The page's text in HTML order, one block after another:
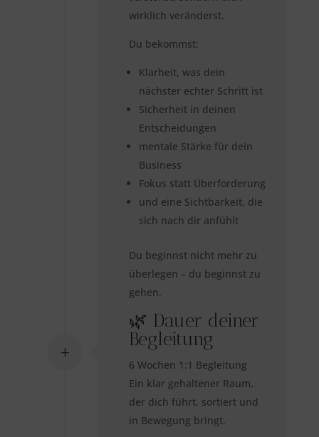
wirklich veränderst.
Du bekommst:
Klarheit, was dein
nächster echter Schritt ist
Sicherheit in deinen
Entscheidungen
mentale Stärke für dein
Business
Fokus statt Überforderung
und eine Sichtbarkeit, die
sich nach dir anfühlt
Du beginnst nicht mehr zu
überlegen – du beginnst zu
gehen.
🌿 Dauer deiner
Begleitung
6 Wochen 1:1 Begleitung
Ein klar gehaltener Raum,
der dich führt, sortiert und
in Bewegung bringt.